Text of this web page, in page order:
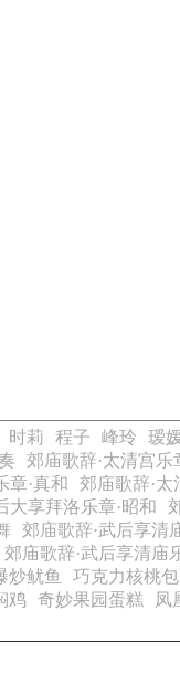
时莉 程子 峰玲 瑷
郊庙歌辞·太清宫乐
章·真和 郊庙歌辞·太
大享拜洛乐章·昭和
郊庙歌辞·武后享清
郊庙歌辞·武后享清庙
炒鱿鱼 巧克力核桃包
鸡 奇妙果园蛋糕 凤